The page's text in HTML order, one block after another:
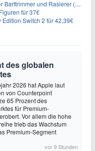
und Rasierer (All in One) für 16€
für 37€
Edition Switch 2 für 42,39€
des globalen
2026 hat Apple laut
von Counterpoint
65 Prozent des
für Premium-
Vor allem die hohe
trieb das Wachstum
Premium-Segment
vor 9 Stunden